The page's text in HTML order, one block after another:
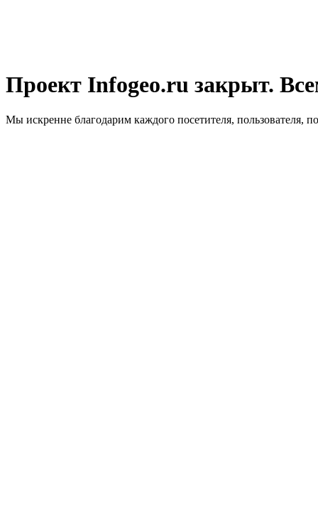
Проект Infogeo.ru закрыт.
Мы искренне благодарим каждого посетителя, пользователя,